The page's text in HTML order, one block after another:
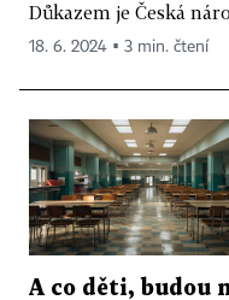
Důkazem je Česká
18. 6. 2024 ▪ 3 min. čtení
A co děti, budou